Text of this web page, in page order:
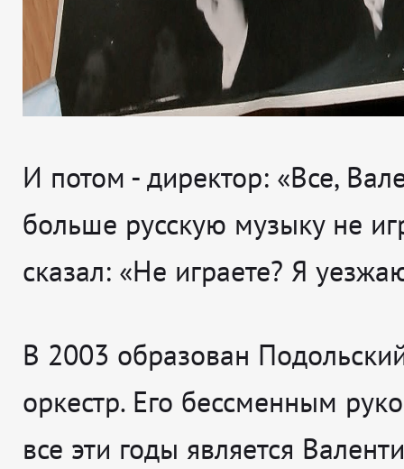
И потом - директор: «Все,
больше русскую музыку не
сказал: «Не играете? Я
В 2003 образован
оркестр. Его бессменным
все эти годы является